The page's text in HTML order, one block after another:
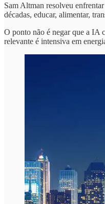
Sam Altman resolveu
décadas, educar, alimentar,
O ponto não é negar que a IA
relevante é intensiva em